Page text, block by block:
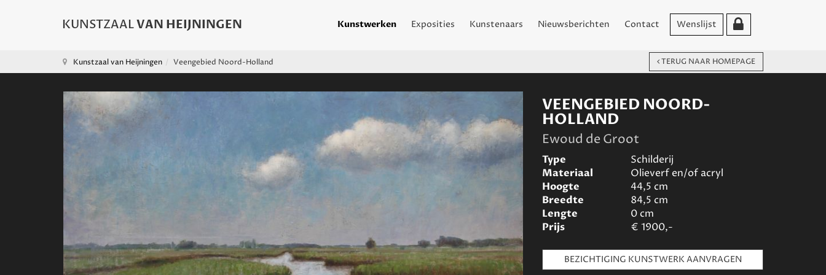
Kunstwerken Exposities Kunstenaars Nieuwsberichten Contact Wenslijst
Kunstzaal van Heijningen Veengebied Noord-Holland TERUG NAAR HOMEPAGE
VEENGEBIED NOORD-
HOLLAND
Ewoud de Groot
Type
Schilderij
Materiaal
Olieverf en/of acryl
Hoogte
44,5 cm
Breedte
84,5 cm
Lengte
0cm
Prijs
€ 1900,-
BEZICHTIGING KUNSTWERK AANVRAGEN